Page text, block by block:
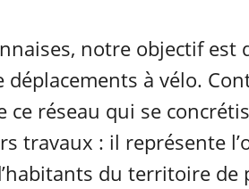
notre objectif
déplacements à vélo.
réseau qui se
travaux : il représente
du territoire